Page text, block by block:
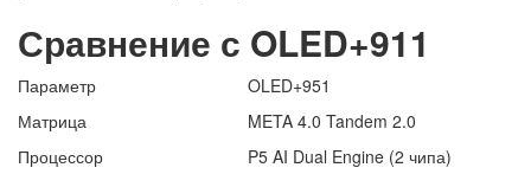
Сравнение с OLED+911
Параметр
OLED+951
Матрица
META 4.0 Tandem 2.0
Процессор
P5 AI Dual Engine (2 чипа)